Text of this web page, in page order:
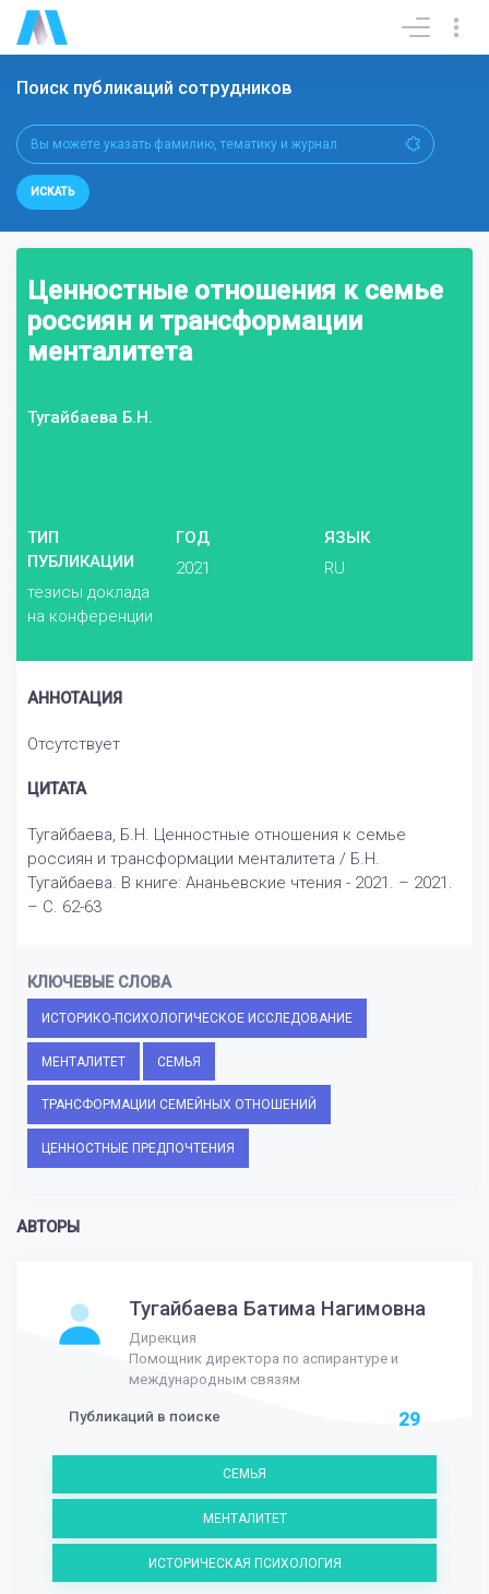
Поиск публикаций сотрудников
ИСКАТЬ
Ценностные отношения к семье
россиян и трансформации
менталитета
Тугайбаева Б.Н.
ТИП
ПУБЛИКАЦИИ
тезисы доклада
на конференции
ГОД
2021
ЯЗЫК
RU
АННОТАЦИЯ
Отсутствует
ЦИТАТА
Тугайбаева, Б.Н. Ценностные отношения к семье
россиян и трансформации менталитета / Б.Н.
Тугайбаева. В книге: Ананьевские чтения - 2021. – 2021.
– С. 62-63
КЛЮЧЕВЫЕ СЛОВА
ИСТОРИКО-ПСИХОЛОГИЧЕСКОЕ ИССЛЕДОВАНИЕ
МЕНТАЛИТЕТ СЕМЬЯ
ТРАНСФОРМАЦИИ СЕМЕЙНЫХ ОТНОШЕНИЙ
ЦЕННОСТНЫЕ ПРЕДПОЧТЕНИЯ
АВТОРЫ
Тугайбаева Батима Нагимовна
Дирекция
Помощник директора по аспирантуре и
международным связям
Публикаций в поиске 29
СЕМЬЯ
МЕНТАЛИТЕТ
ИСТОРИЧЕСКАЯ ПСИХОЛОГИЯ